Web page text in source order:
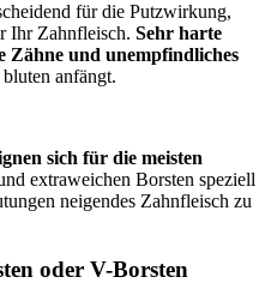
für die Putzwirkung,
Ihr Zahnfleisch. Sehr harte
Zähne und unempfindliches
anfängt.
sich für die meisten
extraweichen Borsten speziell
neigendes Zahnfleisch zu
oder V-Borsten